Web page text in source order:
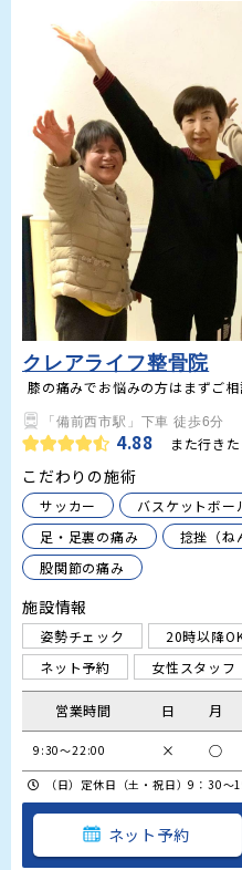
クレアライフ整骨院
膝の痛みでお悩みの方はまずご相
「備前西市駅」下車 徒歩6分
4.88 また行き
こだわりの施術
サッカー バスケットボー
足・足裏の痛み
捻挫（ね
股関節の痛み
施設情報
姿勢チェック 20時以降
ネット予約
女性スタッフ
営業時間 日 月
9:30～22:00 × ○
（日）定休日（土・祝日）9：30
ネット予約